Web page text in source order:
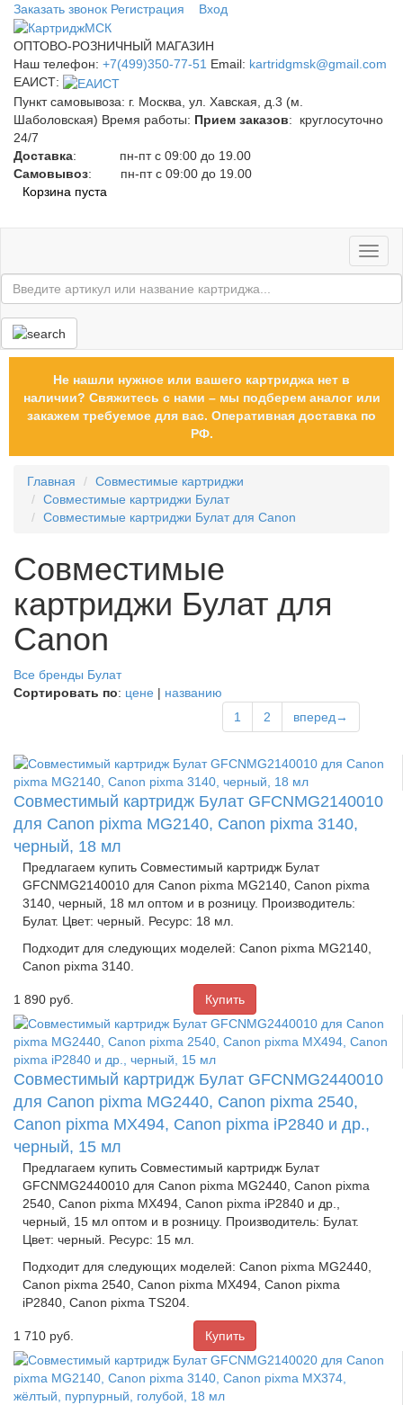
Заказать звонок Регистрация Вход
ОПТОВО-РОЗНИЧНЫЙ МАГАЗИН
Наш телефон: +7(499)350-77-51 Email: kartridgmsk@gmail.com
ЕАИСТ:
Пункт самовывоза: г. Москва, ул. Хавская, д.3 (м.
Шаболовская) Время работы: Прием заказов: круглосуточно
24/7
Доставка: пн-пт с 09:00 до 19.00
Самовывоз: пн-пт с 09:00 до 19.00
Корзина пуста
Не нашли нужное или вашего картриджа нет в
наличии? Свяжитесь с нами – мы подберем аналог или
закажем требуемое для вас. Оперативная доставка по
РФ.
Главная
Совместимые картриджи
Совместимые картриджи Булат
Совместимые картриджи Булат для Canon
Совместимые
картриджи Булат для
Canon
Все бренды Булат
Сортировать по: цене | названию
1
2 вперед→
Совместимый картридж Булат GFCNMG2140010
для Canon pixma MG2140, Canon pixma 3140,
черный, 18 мл
Предлагаем купить Совместимый картридж Булат
GFCNMG2140010 для Canon pixma MG2140, Canon pixma
3140, черный, 18 мл оптом и в розницу. Производитель:
Булат. Цвет: черный. Ресурс: 18 мл.
Подходит для следующих моделей: Canon pixma MG2140,
Canon pixma 3140.
1 890 руб.
Совместимый картридж Булат GFCNMG2440010
для Canon pixma MG2440, Canon pixma 2540,
Canon pixma MX494, Canon pixma iP2840 и др.,
черный, 15 мл
Предлагаем купить Совместимый картридж Булат
GFCNMG2440010 для Canon pixma MG2440, Canon pixma
2540, Canon pixma MX494, Canon pixma iP2840 и др.,
черный, 15 мл оптом и в розницу. Производитель: Булат.
Цвет: черный. Ресурс: 15 мл.
Подходит для следующих моделей: Canon pixma MG2440,
Canon pixma 2540, Canon pixma MX494, Canon pixma
iP2840, Canon pixma TS204.
1 710 руб.